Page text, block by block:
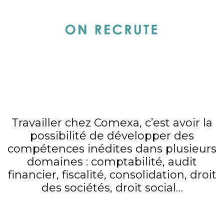
Travailler chez Comexa, c’est avoir la
possibilité de développer des
compétences inédites dans plusieurs
domaines : comptabilité, audit
financier, fiscalité, consolidation, droit
des sociétés, droit social…